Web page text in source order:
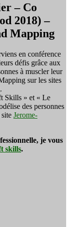
– Co
2018) –
Mapping
en conférence
défis grâce aux
à muscler leur
sur les sites
.
Skills » et « Le
des personnes
Jerome-
je vous
skills.